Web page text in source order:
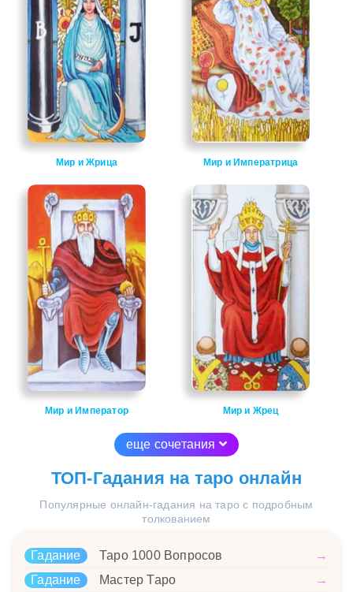
Мир и Жрица Мир и Императрица
Мир и Император Мир и Жрец
еще сочетания
ТОП-Гадания на таро онлайн
Популярные онлайн-гадания на таро с подробным
толкованием
Гадание Таро 1000 Вопросов
→
Гадание
Мастер Таро
→